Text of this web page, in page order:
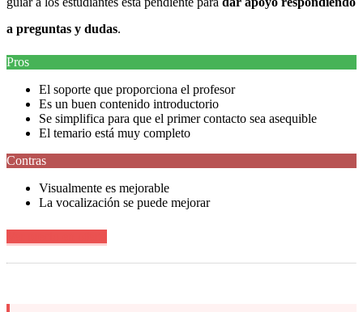
a preguntas y dudas.
Pros
El soporte que proporciona el profesor
Es un buen contenido introductorio
Se simplifica para que el primer contacto sea asequible
El temario está muy completo
Contras
Visualmente es mejorable
La vocalización se puede mejorar